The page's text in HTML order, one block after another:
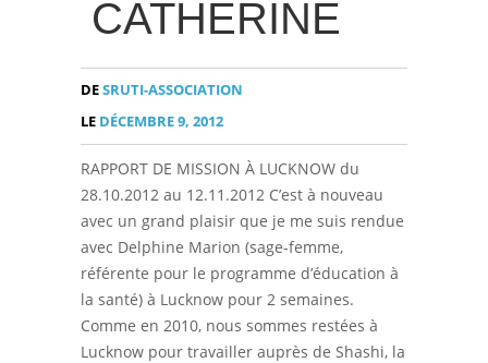
CATHERINE
DESRUTI-ASSOCIATION
LE DÉCEMBRE 9, 2012
RAPPORT DE MISSION À LUCKNOW du
28.10.2012 au 12.11.2012 C’est à nouveau
avec un grand plaisir que je me suis rendue
avec Delphine Marion (sage-femme,
référente pour le programme d’éducation à
la santé) à Lucknow pour 2 semaines.
Comme en 2010, nous sommes restées à
Lucknow pour travailler auprès de Shashi, la